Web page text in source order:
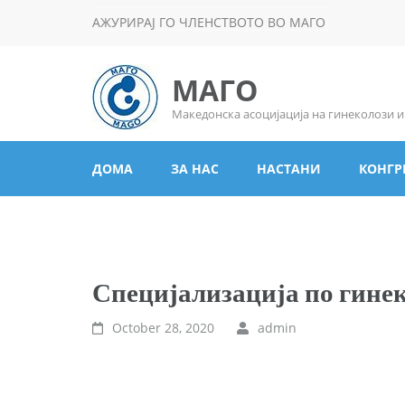
АЖУРИРАЈ ГО ЧЛЕНСТВОТО ВО МАГО
МАГО
Македонска асоцијација на гинеколози
ДОМА ЗА НАС НАСТАНИ
Специјализација по
October 28, 2020 admin